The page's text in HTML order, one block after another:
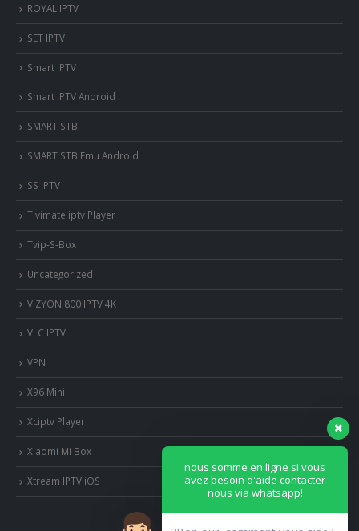
ROYAL IPTV
SET IPTV
Smart IPTV
Smart IPTV Android
SMART STB
SMART STB Emu Android
SS IPTV
Tivimate iptv Player
Tvip-S-Box
Uncategorized
VIZYON 800 IPTV 4K
VLC IPTV
VPN
X96 Mini
Xciptv Player
Xiaomi Mi Box
Xtream IPTV iOS
nous somme en ligne si vous
avez besoin d'aide contacter
nous via whatsapp!